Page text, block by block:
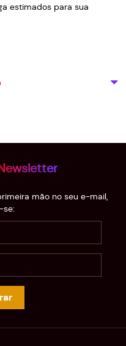
estimados para sua
mão no seu e-mail,
se: